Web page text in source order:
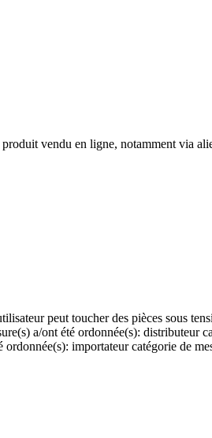
vendu en ligne, notamment via
peut toucher des pièces sous
a/ont été ordonnée(s): distributeur
importateur catégorie de